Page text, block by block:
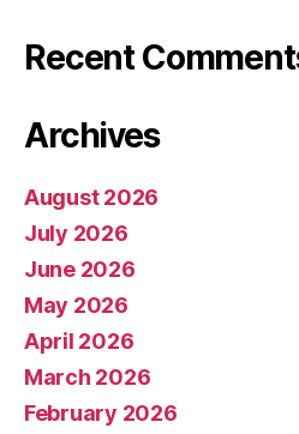
Recent
Archives
August 2026
July 2026
June 2026
May 2026
April 2026
March 2026
February 2026